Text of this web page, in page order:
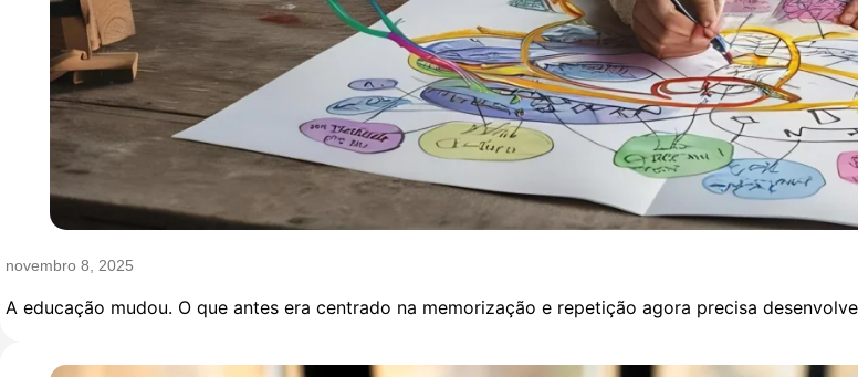
novembro 8, 2025
A educação mudou. O que antes era centrado na memorização e repetição agora precisa